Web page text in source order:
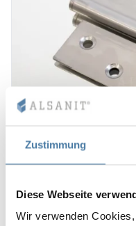
Zustimmung
Diese Webseite
Wir verwenden
Scharnier für Persei
12.00€